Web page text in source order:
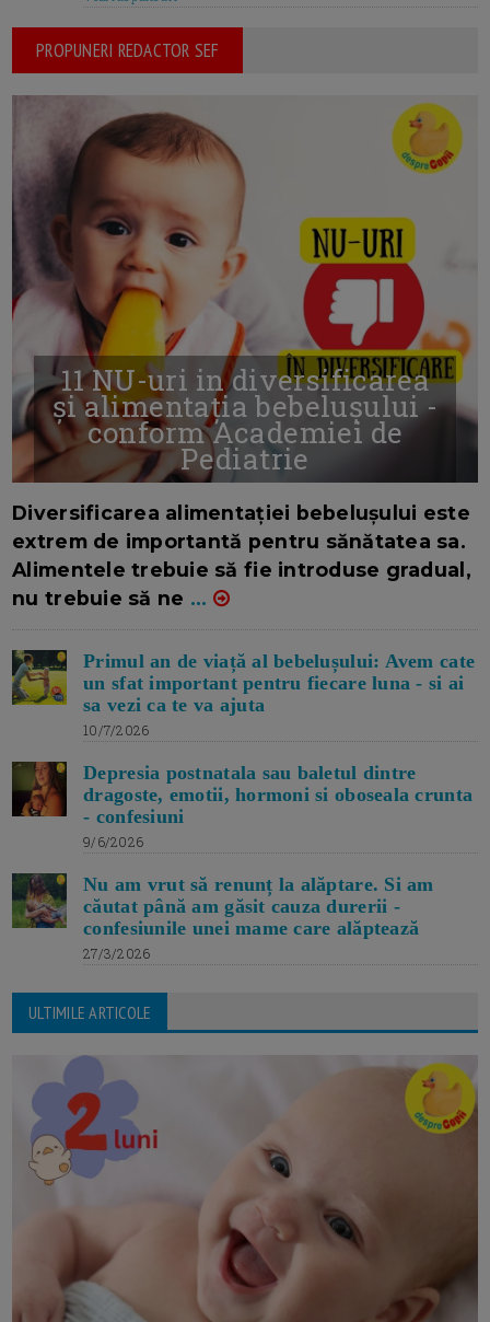
PROPUNERI REDACTOR SEF
11 NU-uri in diversificarea
și alimentația bebelușului -
conform Academiei de
Pediatrie
Diversificarea alimentației bebelușului este
extrem de importantă pentru sănătatea sa.
Alimentele trebuie să fie introduse gradual,
nu trebuie să ne ...
Primul an de viață al bebelușului: Avem cate
un sfat important pentru fiecare luna - si ai
sa vezi ca te va ajuta
10/7/2026
Depresia postnatala sau baletul dintre
dragoste, emotii, hormoni si oboseala crunta
- confesiuni
9/6/2026
Nu am vrut să renunț la alăptare. Si am
căutat până am găsit cauza durerii -
confesiunile unei mame care alăptează
27/3/2026
ULTIMILE ARTICOLE